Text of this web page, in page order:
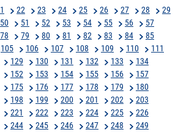
22 23 24 25 26 27 28
29
50 51 52 53 54 55 56
57
78 79 80 81 82 83 84
85
105 106 107 108 109 110
111
129 130 131 132 133
134
152 153 154 155 156
157
175 176 177 178 179
180
198 199 200 201 202
203
221 222 223 224 225
226
244 245 246 247 248
249